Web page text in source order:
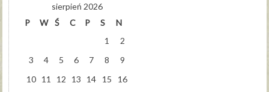
sierpień 2026
P
W Ś C P S
N
1
2
3
4 5 6 7 8
9
10 11 12 13 14 15
16